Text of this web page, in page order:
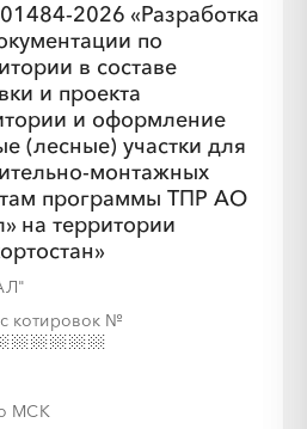
2026 «Разработка
по
в составе
и проекта
и оформление
(лесные) участки для
монтажных
программы ТПР АО
на территории
котировок №
МСК